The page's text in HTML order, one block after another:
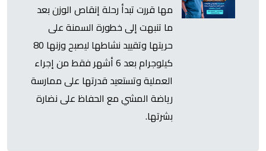
مها قررت تبدأ رحلة إنقاص الوزن بعد
ما تنبهت إلى خطورة السمنة على
حريتها وتقييد نشاطها ليصبح وزنها 80
كيلوجرام بعد 6 أشهر فقط من إجراء
العملية وتستعيد قدرتها على ممارسة
رياضة المشي مع الحفاظ على نضارة
بشرتها.